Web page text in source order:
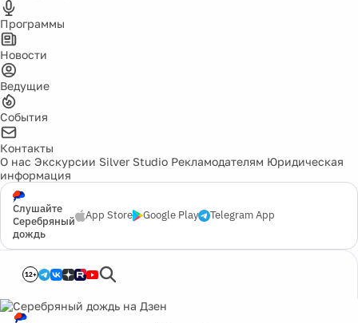
Программы
Новости
Ведущие
События
Контакты
О нас Экскурсии Silver Studio Рекламодателям Юридическая
информация
Слушайте
Серебряный
дождь
App Store Google Play Telegram App
12+